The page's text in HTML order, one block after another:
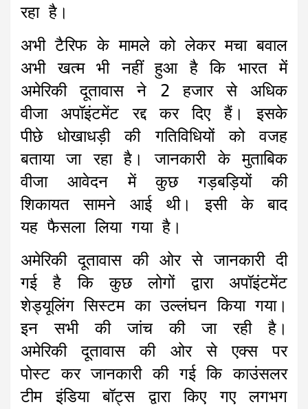
रहा है।
अभी टैरिफ के मामले को लेकर मचा बवाल
अभी खत्म भी नहीं हुआ है कि भारत में
अमेरिकी दूतावास ने 2 हजार से अधिक
वीजा अपॉइंटमेंट रद्द कर दिए हैं। इसके
पीछे धोखाधड़ी की गतिविधियों को वजह
बताया जा रहा है। जानकारी के मुताबिक
वीजा आवेदन में कुछ गड़बड़ियों की
शिकायत सामने आई थी। इसी के बाद
यह फैसला लिया गया है।
अमेरिकी दूतावास की ओर से जानकारी दी
गई है कि कुछ लोगों द्वारा अपॉइंटमेंट
शेड्यूलिंग सिस्टम का उल्लंघन किया गया।
इन सभी की जांच की जा रही है।
अमेरिकी दूतावास की ओर से एक्स पर
पोस्ट कर जानकारी की गई कि काउंसलर
टीम इंडिया बॉट्स द्वारा किए गए लगभग